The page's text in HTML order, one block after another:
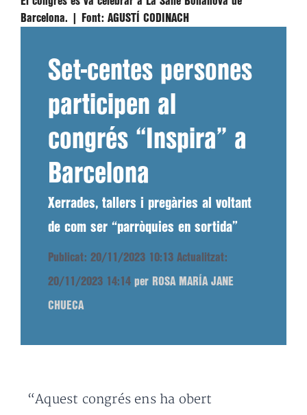
Barcelona. |
Font: AGUSTÍ CODINACH
Set-centes persones
participen al
congrés “Inspira” a
Barcelona
Xerrades, tallers i pregàries al voltant
de com ser “parròquies en sortida”
Publicat: 20/11/2023 10:13 Actualitzat:
20/11/2023 14:14 per ROSA MARÍA JANE
CHUECA
“Aquest congrés ens ha obert